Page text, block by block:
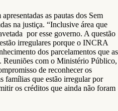
as pautas dos Sem
na justiça. “Inclusive área que
por esse governo. A questão
irregulares porque o INCRA
dos parcelamentos que as
com o Ministério Público,
de reconhecer os
famílias que estão irregular por
os créditos que ainda não foram